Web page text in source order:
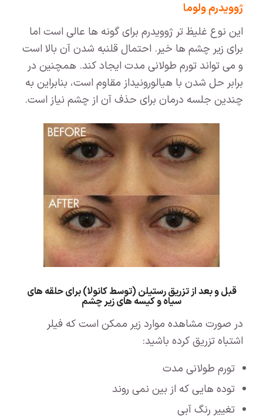
ژوویدرم ولوما
این نوع غلیظ تر ژوویدرم برای گونه ها عالی است اما
برای زیر چشم ها خیر. احتمال قلنبه شدن آن بالا است
و می تواند تورم طولانی مدت ایجاد کند. همچنین در
برابر حل شدن با هیالورونیداز مقاوم است، بنابراین به
چندین جلسه درمان برای حذف آن از چشم نیاز است.
قبل و بعد از تزریق رستیلن (توسط کانولا) برای حلقه های
سیاه و کیسه های زیر چشم
در صورت مشاهده موارد زیر ممکن است که فیلر
اشتباه تزریق کرده باشید:
تورم طولانی مدت
توده هایی که از بین نمی روند
تغییر رنگ آبی